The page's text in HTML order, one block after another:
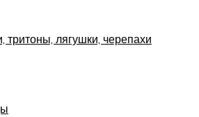
тритоны, лягушки, черепахи